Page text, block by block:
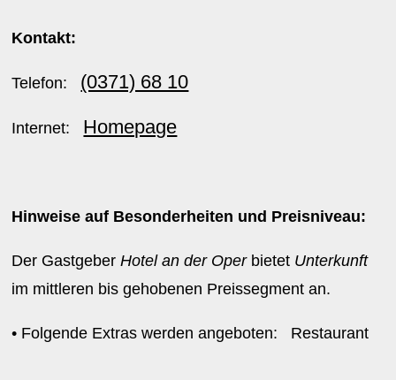
Kontakt:
Telefon: (0371) 68 10
Internet: Homepage
Hinweise auf Besonderheiten und Preisniveau:
Der GastgeberHotel an der Operbietet Unterkunft
im mittleren bis gehobenen Preissegment an.
• Folgende Extras werden angeboten: Restaurant